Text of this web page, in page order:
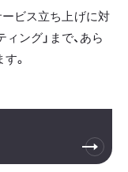
ビス立ち上げに対
ング」まで、あら
。